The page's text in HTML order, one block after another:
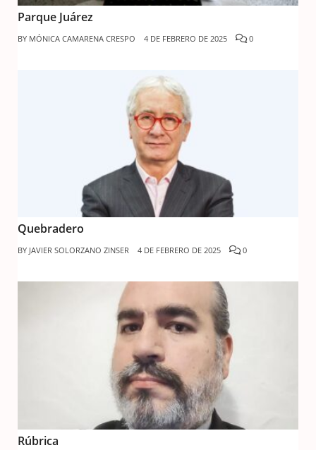
Parque Juárez
BY MÓNICA CAMARENA CRESPO 4 DE FEBRERO DE 2025 0
Quebradero
BY JAVIER SOLORZANO ZINSER 4 DE FEBRERO DE 2025 0
Rúbrica